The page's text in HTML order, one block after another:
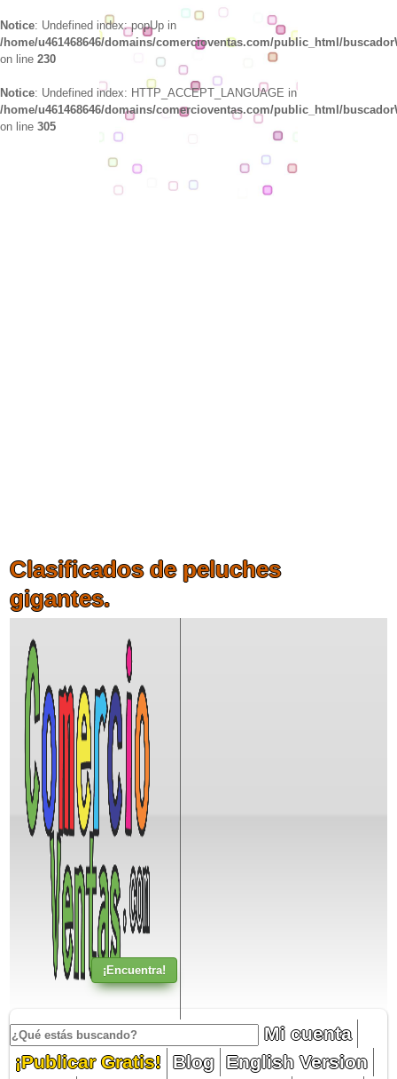
Notice: Undefined index: popUp in
/home/u461468646/domains/comercioventas.com/public_html/
on line 230
Notice: Undefined index: HTTP_ACCEPT_LANGUAGE in
/home/u461468646/domains/comercioventas.com/public_html/
on line 305
Clasificados de peluches
gigantes.
Mi cuenta
¡Publicar Gratis!
Blog English Version